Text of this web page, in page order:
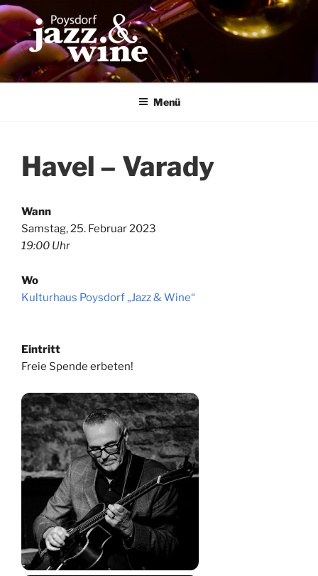
Zum
Inhalt
springen
Menü
Havel – Varady
Wann
Samstag, 25. Februar 2023
19:00 Uhr
Wo
Kulturhaus Poysdorf „Jazz & Wine“
Eintritt
Freie Spende erbeten!